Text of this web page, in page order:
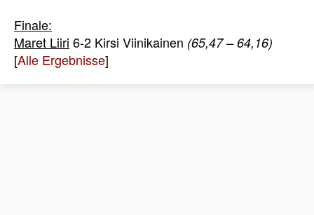
Finale:
Maret Liiri 6-2 Kirsi Viinikainen (65,47 – 64,16)
[Alle Ergebnisse]